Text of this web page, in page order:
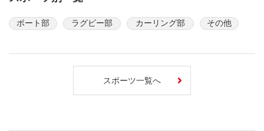
ボート部 ラグビー部 カーリング部 その他
スポーツ一覧へ